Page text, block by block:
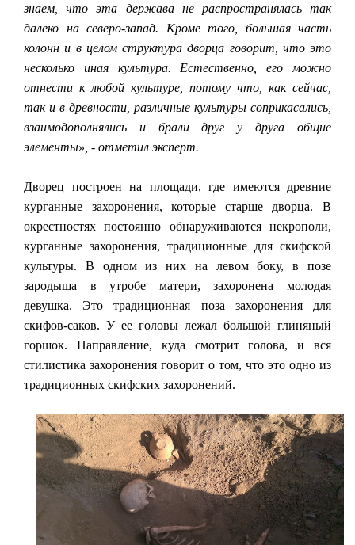
знаем, что эта держава не распространялась так
далеко на северо-запад. Кроме того, большая часть
колонн и в целом структура дворца говорит, что это
несколько иная культура. Естественно, его можно
отнести к любой культуре, потому что, как сейчас,
так и в древности, различные культуры соприкасались,
взаимодополнялись и брали друг у друга общие
элементы», - отметил эксперт.
Дворец построен на площади, где имеются древние
курганные захоронения, которые старше дворца. В
окрестностях постоянно обнаруживаются некрополи,
курганные захоронения, традиционные для скифской
культуры. В одном из них на левом боку, в позе
зародыша в утробе матери, захоронена молодая
девушка. Это традиционная поза захоронения для
скифов-саков. У ее головы лежал большой глиняный
горшок. Направление, куда смотрит голова, и вся
стилистика захоронения говорит о том, что это одно из
традиционных скифских захоронений.